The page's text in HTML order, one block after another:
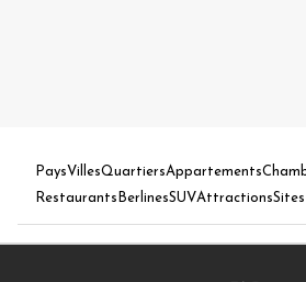
PaysVillesQuartiersAppartements
Restaurants BerlinesSUVAttractions